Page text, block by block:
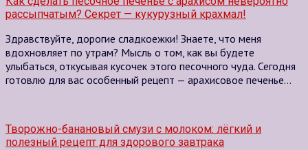
рассыпчатым? Секрет — кукурузный крахмал!
Здравствуйте, дорогие сладкоежки! Знаете, что меня
вдохновляет по утрам? Мысль о том, как вы будете
улыбаться, откусывая кусочек этого песочного чуда. Сегодня
готовлю для вас особенный рецепт — арахисовое печенье…
Творожно-банановый смузи с молоком: лёгкий и
полезный рецепт для здорового завтрака